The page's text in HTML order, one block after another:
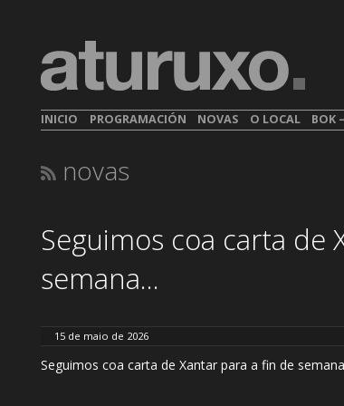
INICIO PROGRAMACIÓN NOVAS O LOCAL BOK
novas
Seguimos coa carta de
semana...
15 de maio de 2026
Seguimos coa carta de Xantar para a fin de